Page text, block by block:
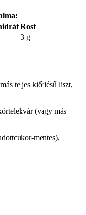
Rost
3 g
teljes kiőrlésű liszt,
(vagy más
mentes),